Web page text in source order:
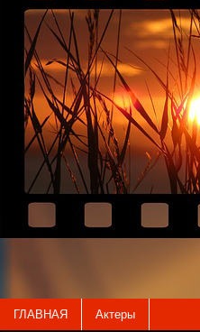
ГЛАВНАЯ Актеры